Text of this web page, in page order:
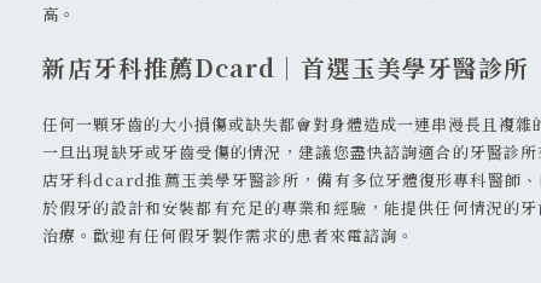
高。
新店牙科推薦Dcard｜首選玉美學牙醫診所
任何一顆牙齒的大小損傷或缺失都會對身體造成一連串漫長且複雜
一旦出現缺牙或牙齒受傷的情況，建議您盡快諮詢適合的牙醫診
店牙科dcard推薦玉美學牙醫診所，備有多位牙體復形專科醫師
於假牙的設計和安裝都有充足的專業和經驗，能提供任何情況的
治療。歡迎有任何假牙製作需求的患者來電諮詢。